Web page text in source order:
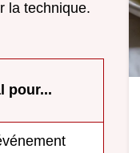
la technique.
pour...